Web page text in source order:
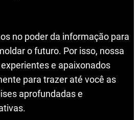
no poder da informação para
o futuro. Por isso, nossa
e apaixonados
para trazer até você as
aprofundadas e